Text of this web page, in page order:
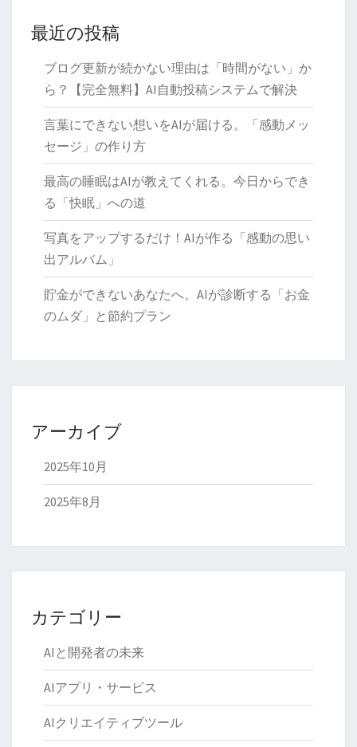
最近の投稿
ブログ更新が続かない理由は「時間がない」か
ら？【完全無料】AI自動投稿システムで解決
言葉にできない想いをAIが届ける。「感動メッ
セージ」の作り方
最高の睡眠はAIが教えてくれる。今日からでき
る「快眠」への道
写真をアップするだけ！AIが作る「感動の思い
出アルバム」
貯金ができないあなたへ。AIが診断する「お金
のムダ」と節約プラン
アーカイブ
2025年10月
2025年8月
カテゴリー
AIと開発者の未来
AIアプリ・サービス
AIクリエイティブツール